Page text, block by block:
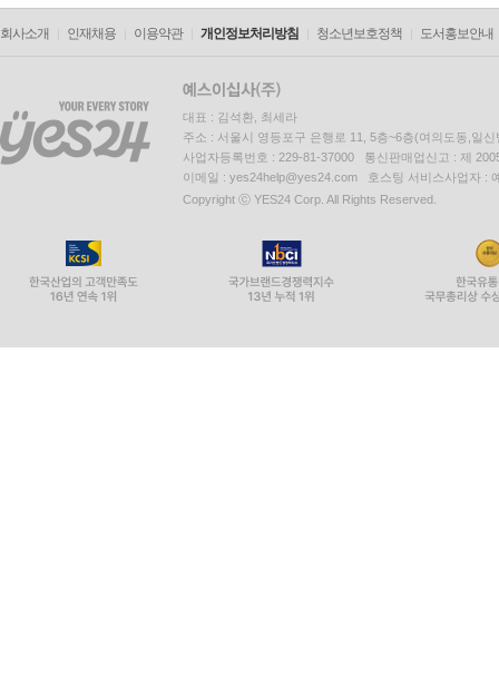
회사소개 인재채용 이용약관 개인정보처리방침 청소년보호정책 도서홍보안내
대표 : 김석환, 최세라
주소 : 서울시 영등포구 은행로 11, 5층~6층(여의도동,일신
사업자등록번호 : 229-81-37000 통신판매업신고 : 제
이메일 : yes24help@yes24.com 호스팅 서비스사업자 :
Copyright ⓒ YES24 Corp. All Rights Reserved.